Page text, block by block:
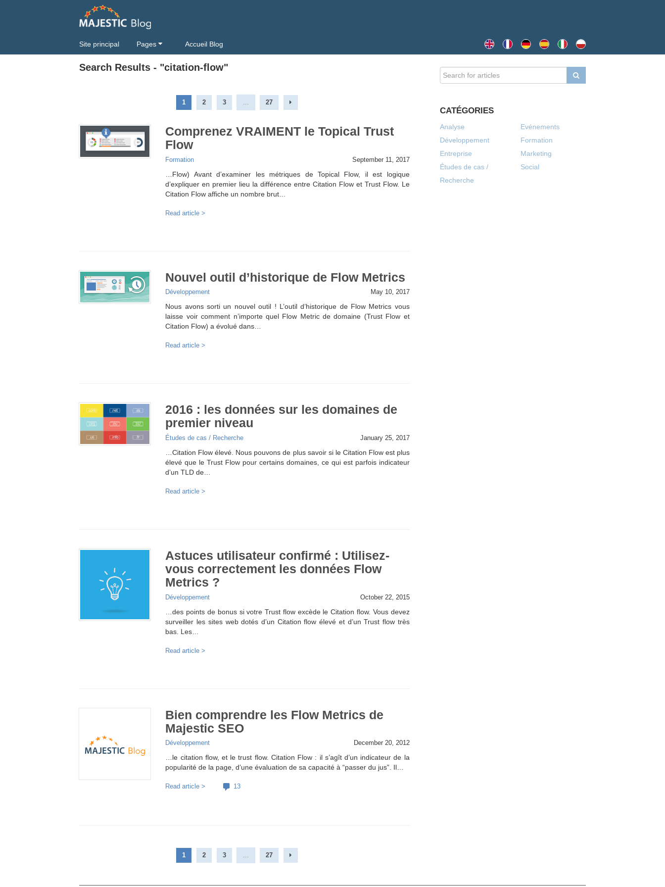
Site principal Pages Accueil Blog
Search Results - "citation-flow"
1 2 3 ... 27
Comprenez VRAIMENT le Topical Trust
Flow
Formation September 11, 2017
…Flow) Avant d’examiner les métriques de Topical Flow, il est logique
d’expliquer en premier lieu la différence entre Citation Flow et Trust Flow. Le
Citation Flow affiche un nombre brut…
Read article >
Nouvel outil d’historique de Flow Metrics
Développement May 10, 2017
Nous avons sorti un nouvel outil ! L’outil d’historique de Flow Metrics vous
laisse voir comment n’importe quel Flow Metric de domaine (Trust Flow et
Citation Flow) a évolué dans…
Read article >
2016 : les données sur les domaines de
premier niveau
Études de cas / Recherche January 25, 2017
…Citation Flow élevé. Nous pouvons de plus savoir si le Citation Flow est plus
élevé que le Trust Flow pour certains domaines, ce qui est parfois indicateur
d’un TLD de…
Read article >
Astuces utilisateur confirmé : Utilisez-
vous correctement les données Flow
Metrics ?
Développement October 22, 2015
…des points de bonus si votre Trust flow excède le Citation flow. Vous devez
surveiller les sites web dotés d’un Citation flow élevé et d’un Trust flow très
bas. Les…
Read article >
Bien comprendre les Flow Metrics de
Majestic SEO
Développement December 20, 2012
…le citation flow, et le trust flow. Citation Flow : il s’agît d’un indicateur de la
popularité de la page, d’une évaluation de sa capacité à “passer du jus”. Il…
Read article > 13
1 2 3 ... 27
CATÉGORIES
Analyse
Développement
Entreprise
Études de cas /
Recherche
Evénements
Formation
Marketing
Social